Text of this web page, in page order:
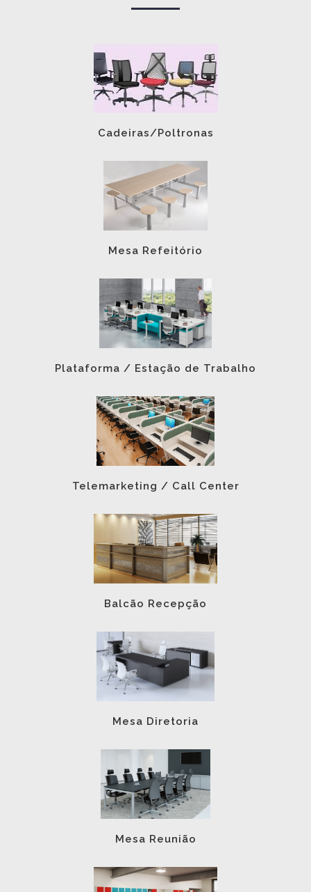
Cadeiras/Poltronas
Mesa Refeitório
Plataforma / Estação de Trabalho
Telemarketing / Call Center
Balcão Recepção
Mesa Diretoria
Mesa Reunião